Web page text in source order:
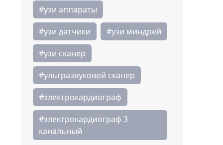
#узи аппараты
#узи датчики
#узи миндрей
#узи сканер
#ультразвуковой сканер
#электрокардиограф
#электрокардиограф 3
канальный